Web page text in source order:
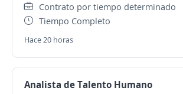
Contrato por tiempo determinado
Tiempo Completo
Hace 20 horas
Analista de Talento Humano